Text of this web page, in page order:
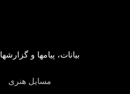
بیانات، پیامها و گزارشها
مسايل هنری